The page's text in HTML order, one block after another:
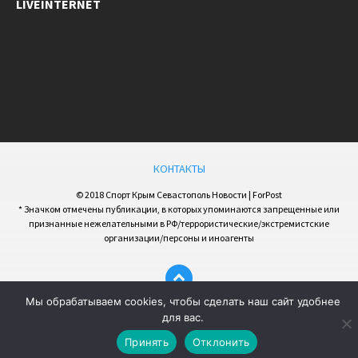
LIVEINTERNET
КОНТАКТЫ
© 2018 Спорт Крым Севастополь Новости | ForPost
* Значком отмечены публикации, в которых упоминаются запрещенные или
признанные нежелательными в РФ/террористические/экстремистские
организации/персоны и иноагенты
Мы обрабатываем cookies, чтобы сделать наш сайт удобнее
для вас.
Принять
Отклонить